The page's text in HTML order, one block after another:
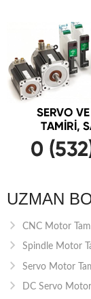
UZMAN
CNC Motor
Spindle Motor
Servo Motor
DC Servo Motor